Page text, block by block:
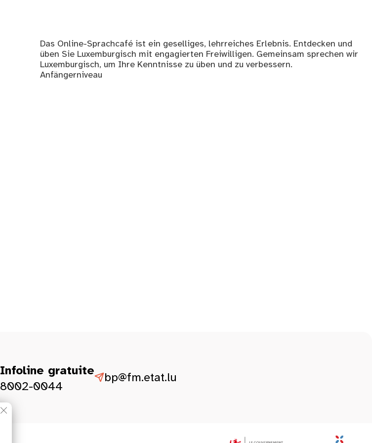
Das Online-Sprachcafé ist ein geselliges, lehrreiches Erlebnis. Entdecken und
üben Sie Luxemburgisch mit engagierten Freiwilligen. Gemeinsam sprechen wir
Luxemburgisch, um Ihre Kenntnisse zu üben und zu verbessern.
Anfängerniveau
Infoline gratuite
8002-0044
bp@fm.etat.lu
GDPR Cookie-Banner schließen